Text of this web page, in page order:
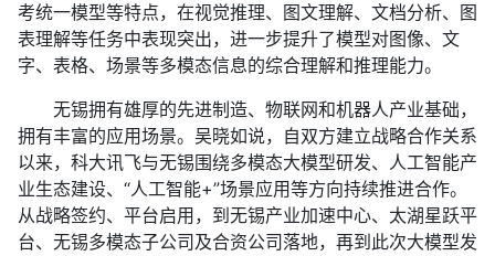
考统一模型等特点，在视觉推理、图文理解、文档分析、图
表理解等任务中表现突出，进一步提升了模型对图像、文
字、表格、场景等多模态信息的综合理解和推理能力。
无锡拥有雄厚的先进制造、物联网和机器人产业基础，
拥有丰富的应用场景。吴晓如说，自双方建立战略合作关系
以来，科大讯飞与无锡围绕多模态大模型研发、人工智能产
业生态建设、“人工智能+”场景应用等方向持续推进合作。
从战略签约、平台启用，到无锡产业加速中心、太湖星跃平
台、无锡多模态子公司及合资公司落地，再到此次大模型发